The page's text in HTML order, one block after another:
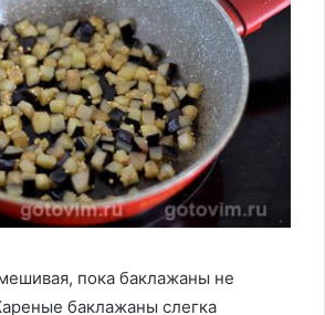
пока баклажаны не
баклажаны слегка